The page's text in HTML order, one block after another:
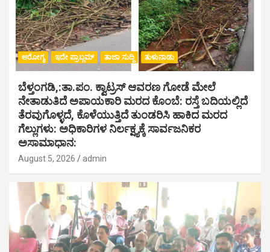
ಆರೋಗ್ಯ ಇದೇ ಪ್ರಾಬ್ಲಮ್ ತಾಜಾ ಸುದ್ದಿ ತುಳುನಾಡು
ಬೆಳ್ತಂಗಡಿ,:ತಾ.ಪಂ‌. ಕ್ವಾಟ್ರಸ್ ಆವರಣ ಗೋಡೆ ಮೇಲೆ
ನೇತಾಡುತಿದೆ ಅಪಾಯಕಾರಿ ಮರದ ಕೊಂಬೆ: ರಸ್ತೆ ಬದಿಯಲ್ಲಿದೆ
ತೆರವುಗೊಳ್ಳದೆ, ಕೊಳೆಯುತ್ತಿದೆ ತುಂಡರಿಸಿ ಹಾಕಿದ ಮರದ
ಗೆಲ್ಲುಗಳು: ಅಧಿಕಾರಿಗಳ ನಿರ್ಲಕ್ಷ್ಯಕ್ಕೆ ಸಾರ್ವಜನಿಕರ
ಅಸಾಮಾಧಾನ:
August 5, 2026 admin